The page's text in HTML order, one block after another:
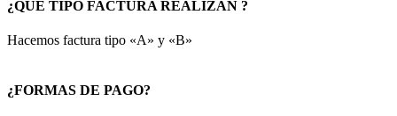
¿QUE TIPO FACTURA REALIZAN ?
Hacemos factura tipo «A» y «B»
¿FORMAS DE PAGO?